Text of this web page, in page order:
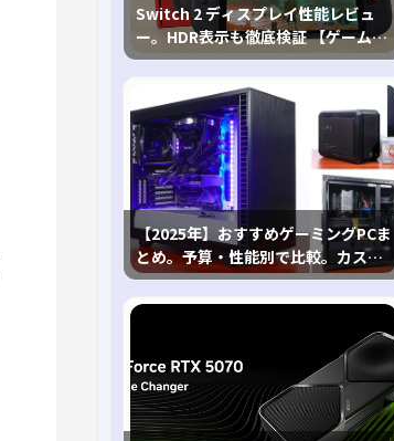
Switch 2 ディスプレイ性能レビュ
ー。HDR表示も徹底検証 【ゲームに
おけるHDRの未来を切り開く1台！】
【2025年】おすすめゲーミングPCま
とめ。予算・性能別で比較。カスタ
マイズ指南も